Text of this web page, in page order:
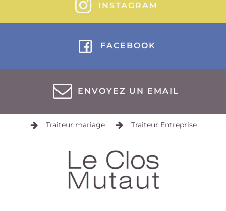
INSTAGRAM
FACEBOOK
ENVOYEZ UN EMAIL
Traiteur mariage Traiteur Entreprise